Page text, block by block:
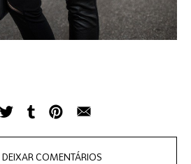
DEIXAR COMENTÁRIOS